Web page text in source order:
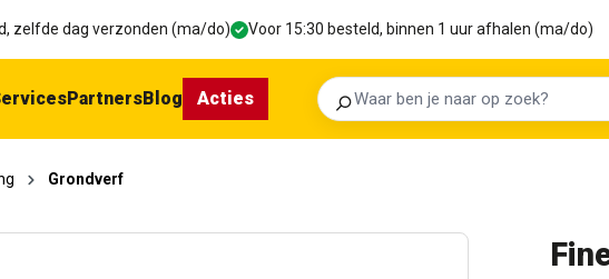
zelfde dag verzonden (ma/do) Voor 15:30 besteld, binnen 1 uur afhalen (ma/do)
Zoeken
PartnersBlog Acties
Grondverf